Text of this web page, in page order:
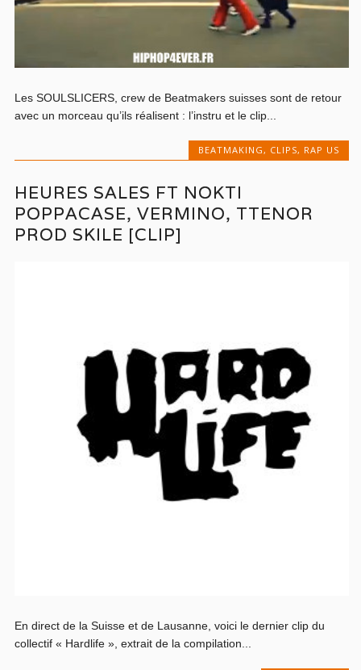
Les SOULSLICERS, crew de Beatmakers suisses sont de retour
avec un morceau qu’ils réalisent : l’instru et le clip...
BEATMAKING, CLIPS, RAP US
HEURES SALES FT NOKTI
POPPACASE, VERMINO, TTENOR
PROD SKILE [CLIP]
En direct de la Suisse et de Lausanne, voici le dernier clip du
collectif « Hardlife », extrait de la compilation...